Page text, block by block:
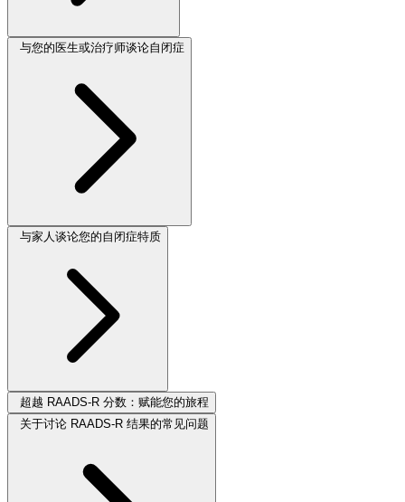
与您的医生或治疗师谈论自闭症
与家人谈论您的自闭症特质
超越 RAADS-R 分数：赋能您的旅程
关于讨论 RAADS-R 结果的常见问题